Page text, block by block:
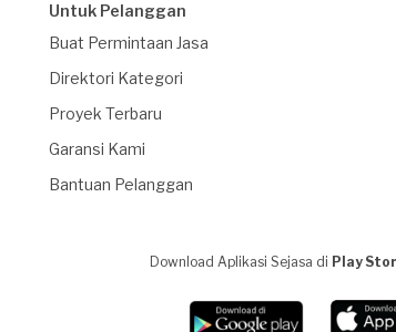
Untuk Pelanggan
Buat Permintaan Jasa
Direktori Kategori
Proyek Terbaru
Garansi Kami
Bantuan Pelanggan
Download Aplikasi Sejasa di Play